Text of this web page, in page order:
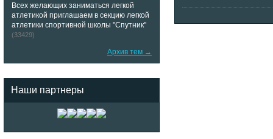
Всех желающих заниматься легкой
атлетикой приглашаем в секцию легкой
атлетики спортивной школы "Спутник"
(33429)
Архив тем →
Наши партнеры